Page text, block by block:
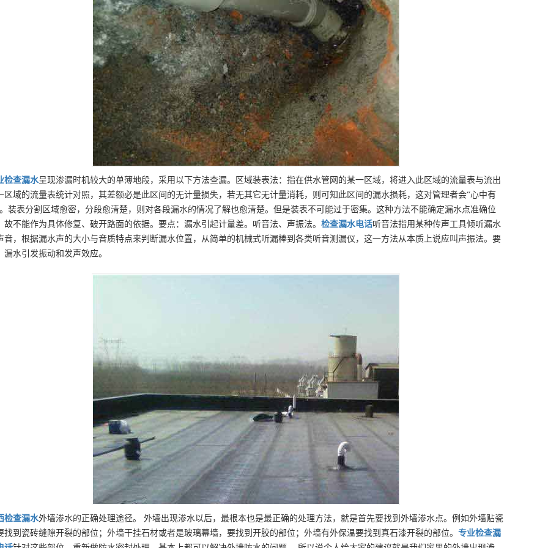
检查漏水呈现渗漏时机较大的单薄地段，采用以下方法查漏。区域装表法：指在供水管网的某一区域，将进入此区域的流量表与流出
区域的流量表统计对照，其差额必是此区间的无计量损失，若无其它无计量消耗，则可知此区间的漏水损耗，这对管理者会“心中有
装表分割区域愈密，分段愈清楚，则对各段漏水的情况了解也愈清楚。但是装表不可能过于密集。这种方法不能确定漏水点准确位
故不能作为具体修复、破开路面的依据。要点：漏水引起计量差。听音法、声振法。 检查漏水电话听音法指用某种传声工具倾听漏水
音，根据漏水声的大小与音质特点来判断漏水位置，从简单的机械式听漏棒到各类听音测漏仪，这一方法从本质上说应叫声振法。要
漏水引发振动和发声效应。
检查漏水外墙渗水的正确处理途径。 外墙出现渗水以后，最根本也是最正确的处理方法，就是首先要找到外墙渗水点。例如外墙贴瓷
找到瓷砖缝隙开裂的部位；外墙干挂石材或者是玻璃幕墙，要找到开胶的部位；外墙有外保温要找到真石漆开裂的部位。 专业检查漏